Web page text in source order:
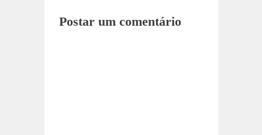
Postar um comentário